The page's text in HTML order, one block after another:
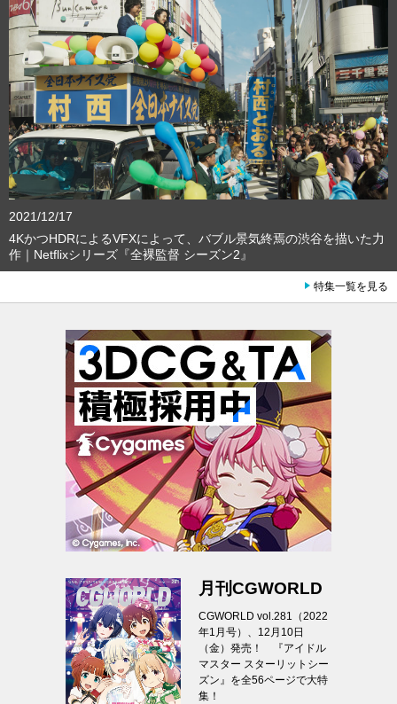
2021/12/17
4KかつHDRによるVFXによって、バブル景気終焉の渋谷を描いた力
作｜Netflixシリーズ『全裸監督 シーズン2』
特集一覧を見る
月刊CGWORLD
CGWORLD vol.281（2022
年1月号）、12月10日
（金）発売！ 『アイドル
マスター スターリットシー
ズン』を全56ページで大特
集！